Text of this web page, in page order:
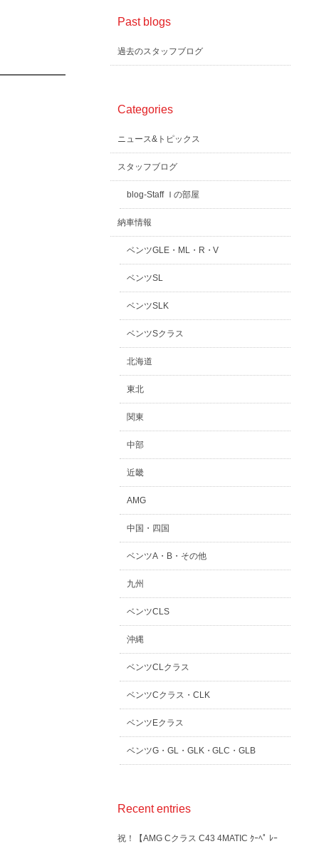
Past blogs
過去のスタッフブログ
Categories
ニュース&トピックス
スタッフブログ
blog-Staff Ｉの部屋
納車情報
ベンツGLE・ML・R・V
ベンツSL
ベンツSLK
ベンツSクラス
北海道
東北
関東
中部
近畿
AMG
中国・四国
ベンツA・B・その他
九州
ベンツCLS
沖縄
ベンツCLクラス
ベンツCクラス・CLK
ベンツEクラス
ベンツG・GL・GLK・GLC・GLB
Recent entries
祝！【AMG Cクラス C43 4MATIC ｸｰﾍﾟ ﾚｰ